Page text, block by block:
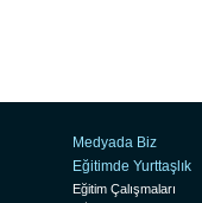
Medyada Biz
Eğitimde Yurttaşlık
Eğitim Çalışmaları